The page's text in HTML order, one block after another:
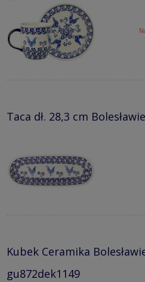
Taca dł. 28,3 cm
Kubek Ceramika
gu872dek1149